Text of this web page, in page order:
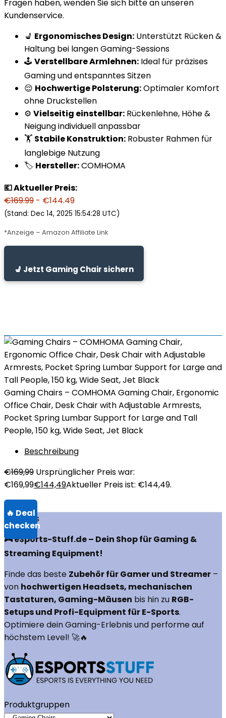
Fragen haben, wenden Sie sich bitte an unseren
Kundenservice.
💺 Ergonomisches Design: Unterstützt Rücken &
Haltung bei langen Gaming-Sessions
🕹️ Verstellbare Armlehnen: Ideal für präzises
Gaming und entspanntes Sitzen
😌 Hochwertige Polsterung:Optimaler Komfort
ohne Druckstellen
⚙️ Vielseitig einstellbar: Rückenlehne, Höhe &
Neigung individuell anpassbar
🏋️ Stabile Konstruktion: Robuster Rahmen für
langlebige Nutzung
🏷️ Hersteller:COMHOMA
💶 Aktueller Preis:
€169.99 - €144.49
(Stand: Dec 14, 2025 15:54:28 UTC)
*Anzeige – Amazon Affiliate Link
💺 Jetzt Gaming Chair sichern
Gaming Chairs – COMHOMA Gaming Chair, Ergonomic
Office Chair, Desk Chair with Adjustable Armrests,
Pocket Spring Lumbar Support for Large and Tall
People, 150 kg, Wide Seat, Jet Black
Beschreibung
€169,99 Ursprünglicher Preis war:
€169,99€144,49Aktueller Preis ist: €144,49.
Über uns
🎮 eSports-Stuff.de – Dein Shop für Gaming &
Streaming Equipment!
Finde das beste Zubehör für Gamer und Streamer –
von hochwertigen Headsets, mechanischen
Tastaturen, Gaming-Mäusen bis hin zu RGB-
Setups und Profi-Equipment für E-Sports.
Optimiere dein Gaming-Erlebnis und performe auf
höchstem Level! 🚀🔥
Produktgruppen